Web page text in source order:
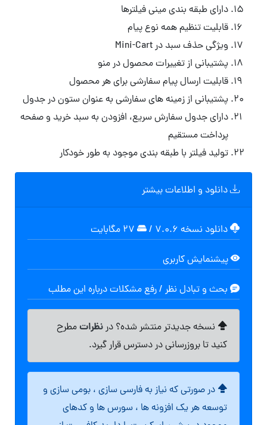
دارای طبقه بندی مینی فیلترها
قابلیت تنظیم همه نوع پیام
ویژگی حذف سبد در Mini-Cart
پشتیبانی از تغییرات محصول در منو
قابلیت ارسال پیام سفارشی برای هر محصول
پشتیبانی از زمینه های سفارشی به عنوان ستون در جدول
دارای جدول سفارش سریع، افزودن به سبد خرید و صفحه
پرداخت مستقیم
تولید فیلتر با طبقه بندی موجود به طور خودکار
دانلود و اطلاعات بیشتر
دانلود نسخه ۷.۰.۶ /
پیشنمایش کاربری
بحث و تبادل نظر / رفع مشکلات درباره این مطلب
نسخه جدیدتر منتشر شده؟ درنظراتمطرح
کنید تا بروزرسانی در دسترس قرار گیرد.
در صورتی که نیاز به فارسی سازی ، بومی سازی و
توسعه هر یک افزونه ها ، سورس ها و کدهای